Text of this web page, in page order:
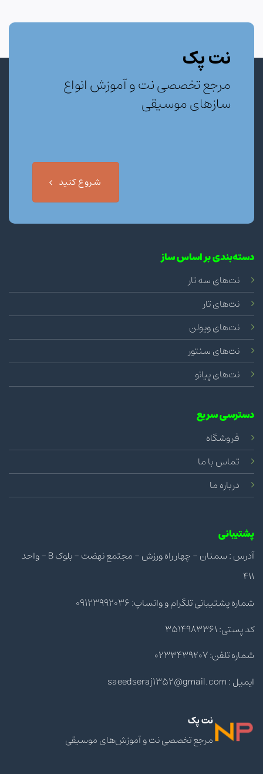
نت پک
مرجع تخصصی نت و آموزش انواع
سازهای موسیقی
شروع کنید
دسته‌بندی بر اساس ساز
نت‌های سه تار
نت‌های تار
نت‌های ویولن
نت‌های سنتور
نت‌های پیانو
دسترسی سریع
فروشگاه
تماس با ما
درباره ما
پشتیبانی
آدرس : سمنان - چهار راه ورزش - مجتمع نهضت - بلوک B - واحد
411
شماره پشتیبانی تلگرام و واتساپ: 09123992036
کد پستی: 3514983361
شماره تلفن: 0233439207
ایمیل : saeedseraj1352@gmail.com
نت پک
مرجع تخصصی نت و آموزش‌های موسیقی